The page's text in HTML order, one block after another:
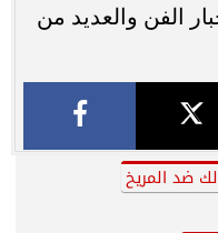
الفن والعديد من
ضد المريخ